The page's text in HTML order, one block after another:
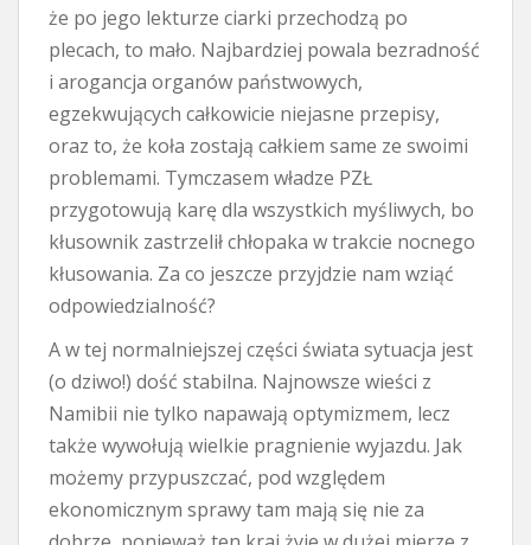
że po jego lekturze ciarki przechodzą po
plecach, to mało. Najbardziej powala bezradność
i arogancja organów państwowych,
egzekwujących całkowicie niejasne przepisy,
oraz to, że koła zostają całkiem same ze swoimi
problemami. Tymczasem władze PZŁ
przygotowują karę dla wszystkich myśliwych, bo
kłusownik zastrzelił chłopaka w trakcie nocnego
kłusowania. Za co jeszcze przyjdzie nam wziąć
odpowiedzialność?
A w tej normalniejszej części świata sytuacja jest
(o dziwo!) dość stabilna. Najnowsze wieści z
Namibii nie tylko napawają optymizmem, lecz
także wywołują wielkie pragnienie wyjazdu. Jak
możemy przypuszczać, pod względem
ekonomicznym sprawy tam mają się nie za